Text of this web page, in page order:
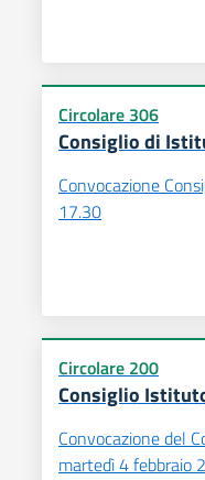
Circolare 306
Consiglio di
Convocazione
17.30
Circolare 200
Consiglio
Convocazione del
martedì 4 febbraio